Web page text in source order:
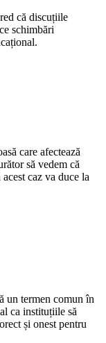
că discuțiile
schimbări
care afectează
să vedem că
caz va duce la
un termen comun în
ca instituțiile să
și onest pentru